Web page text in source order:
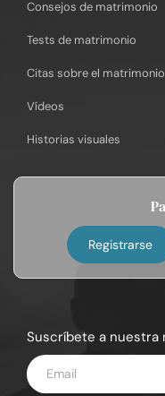
Consejos de matrimonio
Tests de matrimonio
Citas sobre el matrimonio
Vídeos
Historias visuales
Registrarse
Suscríbete a nuestra
Introduce
tu